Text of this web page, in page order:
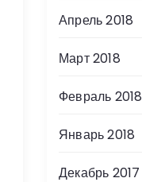
Апрель 2018
Март 2018
Февраль 2018
Январь 2018
Декабрь 2017